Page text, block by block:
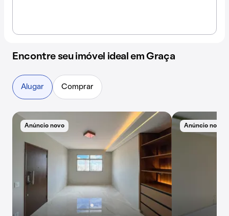
Encontre seu imóvel ideal em Graça
Anúncio novo Anúncio novo
Alugar Comprar